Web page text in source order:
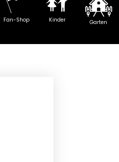
Fan-Shop Kinder Garten